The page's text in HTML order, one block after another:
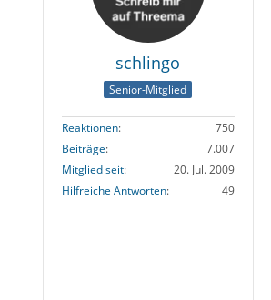
schlingo
Senior-Mitglied
Reaktionen
750
Beiträge
7.007
Mitglied seit
20. Jul. 2009
Hilfreiche Antworten
49